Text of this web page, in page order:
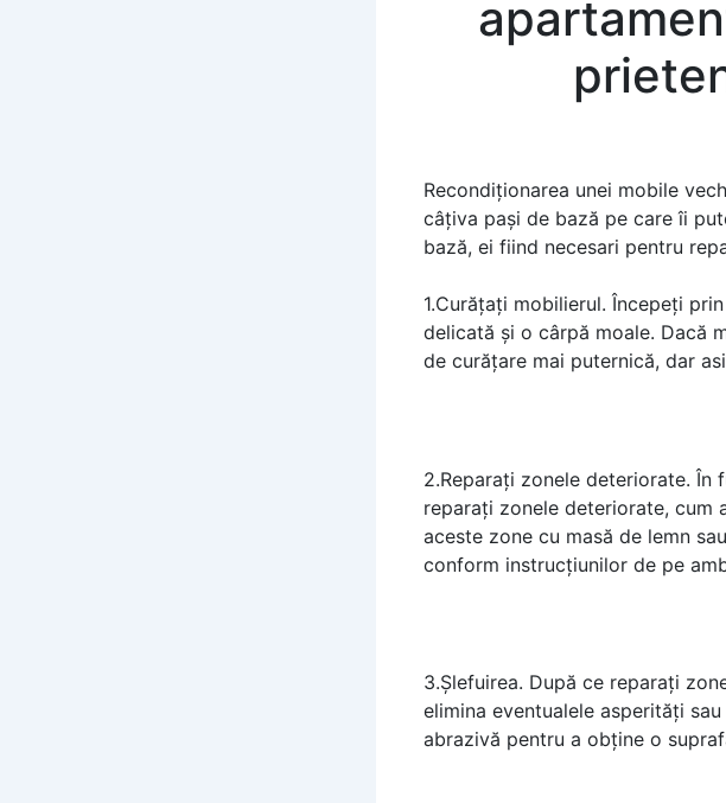
Recondiționarea unei mobile
câțiva pași de bază pe care îi
bază, ei fiind necesari pentru
1.Curățați mobilierul. Începeți
delicată și o cârpă moale. Dacă
de curățare mai puternică, dar
2.Reparați zonele deteriorate. În
reparați zonele deteriorate, cum
aceste zone cu masă de lemn
conform instrucțiunilor de pe
3.Șlefuirea. După ce reparați
elimina eventualele asperități
abrazivă pentru a obține o